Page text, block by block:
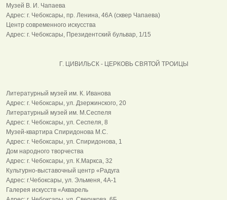
Музей В. И. Чапаева
Адрес: г. Чебоксары, пр. Ленина, 46А (сквер Чапаева)
Центр современного искусства
Адрес: г. Чебоксары, Президентский бульвар, 1/15
Г. ЦИВИЛЬСК - ЦЕРКОВЬ СВЯТОЙ ТРОИЦЫ
Литературный музей им. К. Иванова
Адрес: г. Чебоксары, ул. Дзержинского, 20
Литературный музей им. М.Сеспеля
Адрес: г. Чебоксары, ул. Сеспеля, 8
Музей-квартира Спиридонова М.С.
Адрес: г. Чебоксары, ул. Спиридонова, 1
Дом народного творчества
Адрес: г. Чебоксары, ул. К.Маркса, 32
Культурно-выставочный центр «Радуга
Адрес: г.Чебоксары, ул. Эльменя, 4А-1
Галерея искусств «Акварель